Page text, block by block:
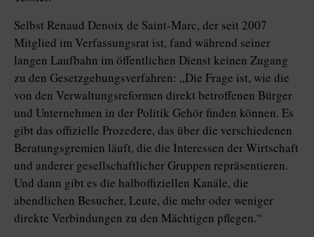
Selbst Renaud Denoix de Saint-Marc, der seit 2007
Mitglied im Verfassungsrat ist, fand während seiner
langen Laufbahn im öffentlichen Dienst keinen Zugang
zu den Gesetzgebungsverfahren: „Die Frage ist, wie die
von den Verwaltungsreformen direkt betroffenen Bürger
und Unternehmen in der Politik Gehör finden können. Es
gibt das offizielle Prozedere, das über die verschiedenen
Beratungsgremien läuft, die die Interessen der Wirtschaft
und anderer gesellschaftlicher Gruppen repräsentieren.
Und dann gibt es die halboffiziellen Kanäle, die
abendlichen Besucher, Leute, die mehr oder weniger
direkte Verbindungen zu den Mächtigen pflegen.“